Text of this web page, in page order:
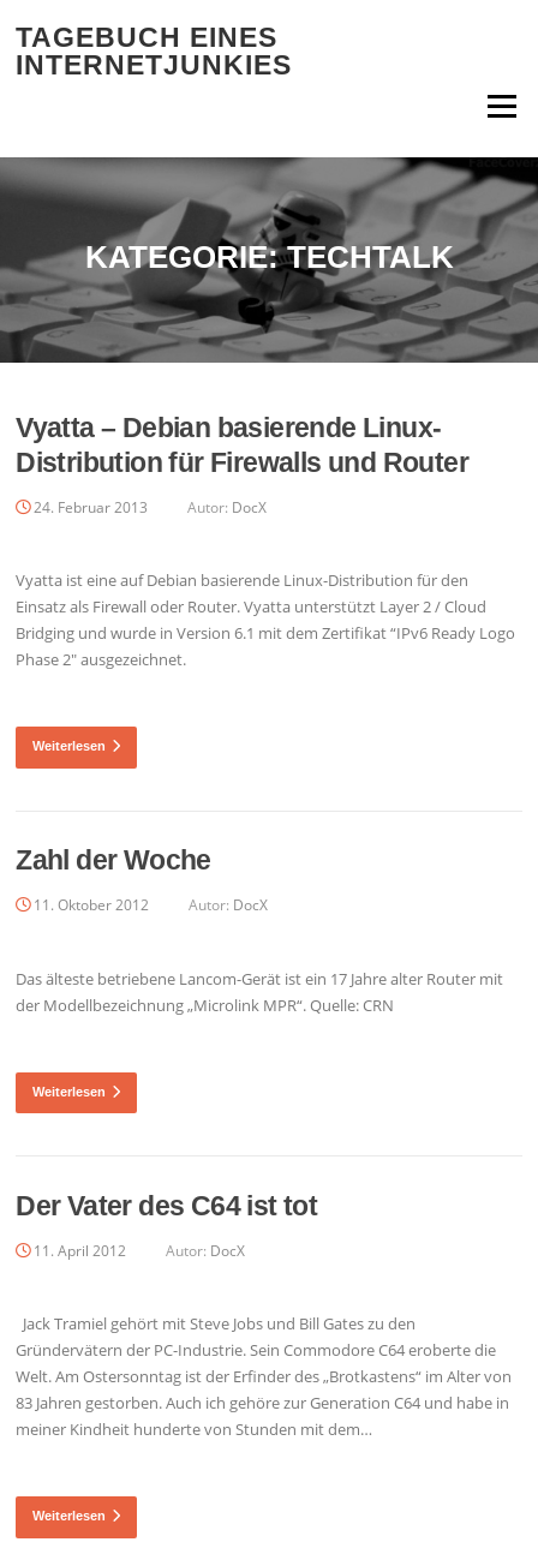
TAGEBUCH EINES
INTERNETJUNKIES
Menü
KATEGORIE:TECHTALK
Vyatta – Debian basierende Linux-
Distribution für Firewalls und Router
24. Februar 2013 Autor: DocX
Vyatta ist eine auf Debian basierende Linux-Distribution für den
Einsatz als Firewall oder Router. Vyatta unterstützt Layer 2 / Cloud
Bridging und wurde in Version 6.1 mit dem Zertifikat “IPv6 Ready Logo
Phase 2″ ausgezeichnet.
Weiterlesen
Zahl der Woche
11. Oktober 2012 Autor: DocX
Das älteste betriebene Lancom-Gerät ist ein 17 Jahre alter Router mit
der Modellbezeichnung „Microlink MPR“. Quelle: CRN
Weiterlesen
Der Vater des C64 ist tot
11. April 2012 Autor: DocX
Jack Tramiel gehört mit Steve Jobs und Bill Gates zu den
Gründervätern der PC-Industrie. Sein Commodore C64 eroberte die
Welt. Am Ostersonntag ist der Erfinder des „Brotkastens“ im Alter von
83 Jahren gestorben. Auch ich gehöre zur Generation C64 und habe in
meiner Kindheit hunderte von Stunden mit dem…
Weiterlesen